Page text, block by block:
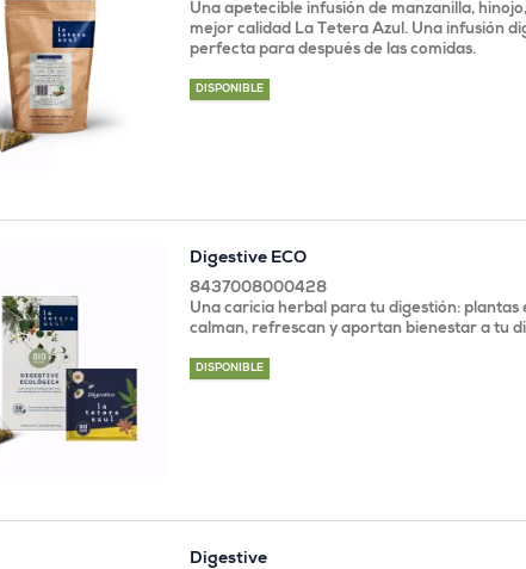
Una apetecible infusión de manzanilla,
mejor calidad La Tetera Azul. Una infusión
perfecta para después de las comidas.
DISPONIBLE
Digestive ECO
8437008000428
Una caricia herbal para tu digestión: plantas
calman, refrescan y aportan bienestar a tu
DISPONIBLE
Digestive